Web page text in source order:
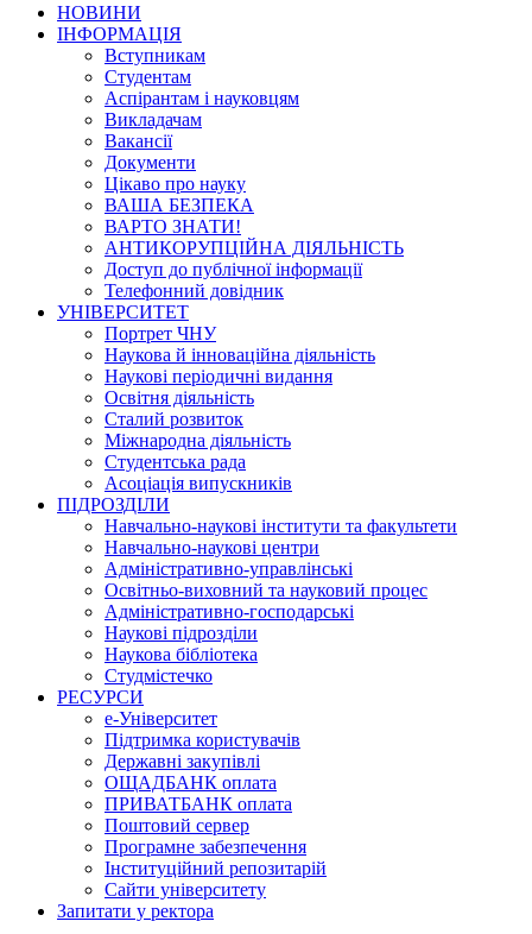
НОВИНИ
ІНФОРМАЦІЯ
Вступникам
Студентам
Аспірантам і науковцям
Викладачам
Вакансії
Документи
Цікаво про науку
ВАША БЕЗПЕКА
ВАРТО ЗНАТИ!
АНТИКОРУПЦІЙНА ДІЯЛЬНІСТЬ
Доступ до публічної інформації
Телефонний довідник
УНІВЕРСИТЕТ
Портрет ЧНУ
Наукова й інноваційна діяльність
Наукові періодичні видання
Освітня діяльність
Сталий розвиток
Міжнародна діяльність
Студентська рада
Асоціація випускників
ПІДРОЗДІЛИ
Навчально-наукові інститути та факультети
Навчально-наукові центри
Адміністративно-управлінські
Освітньо-виховний та науковий процес
Адміністративно-господарські
Наукові підрозділи
Наукова бібліотека
Студмістечко
РЕСУРСИ
е-Університет
Підтримка користувачів
Державні закупівлі
ОЩАДБАНК оплата
ПРИВАТБАНК оплата
Поштовий сервер
Програмне забезпечення
Інституційний репозитарій
Сайти університету
Запитати у ректора